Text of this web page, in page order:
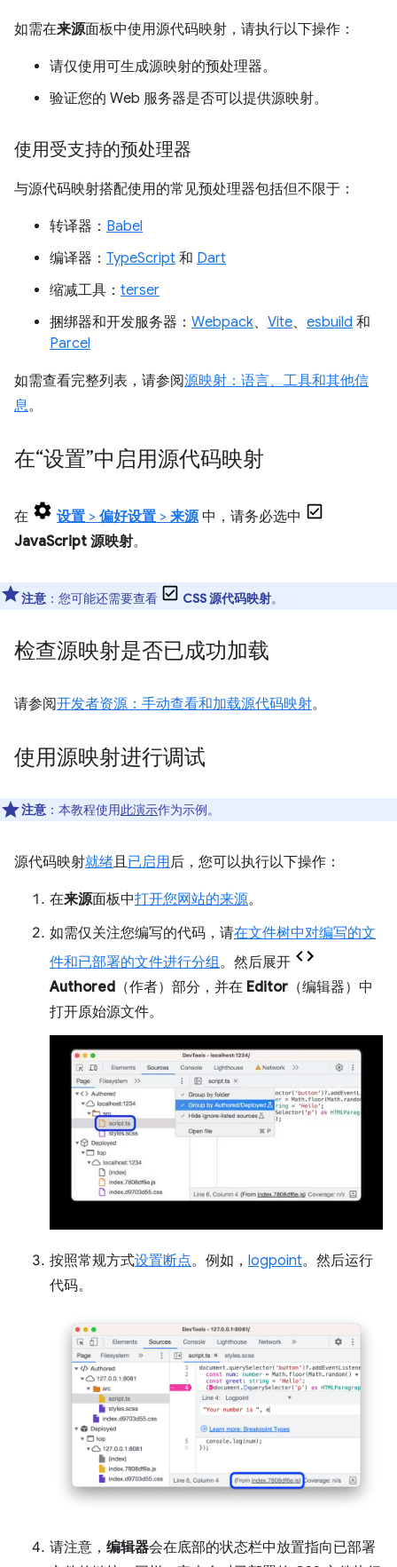
如需在来源面板中使用源代码映射，请执行以下操作：
请仅使用可生成源映射的预处理器。
验证您的 Web 服务器是否可以提供源映射。
使用受支持的预处理器
与源代码映射搭配使用的常见预处理器包括但不限于：
转译器： Babel
编译器： TypeScript 和 Dart
缩减工具： terser
捆绑器和开发服务器： Webpack、 Vite、 esbuild 和
Parcel
如需查看完整列表，请参阅源映射：语言、工具和其他信
息。
在“设置”中启用源代码映射
在 设置 > 偏好设置 > 来源中，请务必选中
JavaScript 源映射。
注意 ：您可能还需要查看 CSS 源代码映射。
检查源映射是否已成功加载
请参阅开发者资源：手动查看和加载源代码映射。
使用源映射进行调试
注意 ：本教程使用此演示作为示例。
源代码映射就绪且已启用后，您可以执行以下操作：
在来源面板中打开您网站的来源。
如需仅关注您编写的代码，请在文件树中对编写的文
件和已部署的文件进行分组。然后展开
Authored （作者）部分，并在 Editor （编辑器）中
打开原始源文件。
按照常规方式设置断点。例如， logpoint。然后运行
代码。
请注意， 编辑器会在底部的状态栏中放置指向已部署